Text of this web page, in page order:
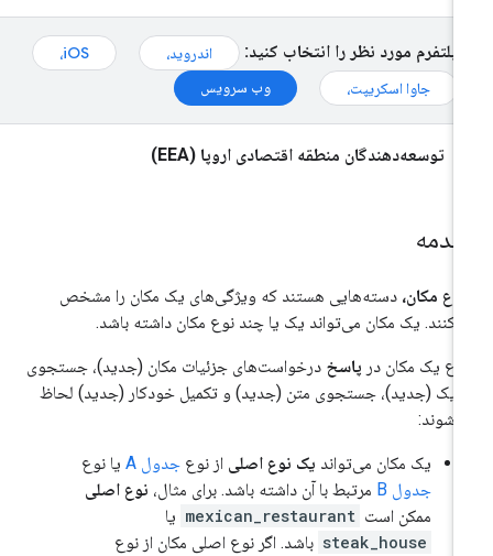
پلتفرم مورد نظر را انتخاب کنید: اندروید،
iOS،
جاوا اسکریپت،
وب سرویس
توسعه‌دهندگان منطقه اقتصادی اروپا (EEA)
مکان،دسته‌هایی هستند که ویژگی‌های یک مکان را مشخص
یک مکان می‌تواند یک یا چند نوع مکان داشته باشد.
یک مکان درپاسخدرخواست‌های جزئیات مکان (جدید)، جستجوی
(جدید)، جستجوی متن (جدید) و تکمیل خودکار (جدید) لحاظ
یک مکان می‌تواندیک نوع اصلیاز نوعجدول A یا نوع
جدول B مرتبط با آن داشته باشد. برای مثال،نوع اصلی
ممکن است mexican_restaurant یا
steak_house باشد. اگر نوع اصلی مکان از نوع